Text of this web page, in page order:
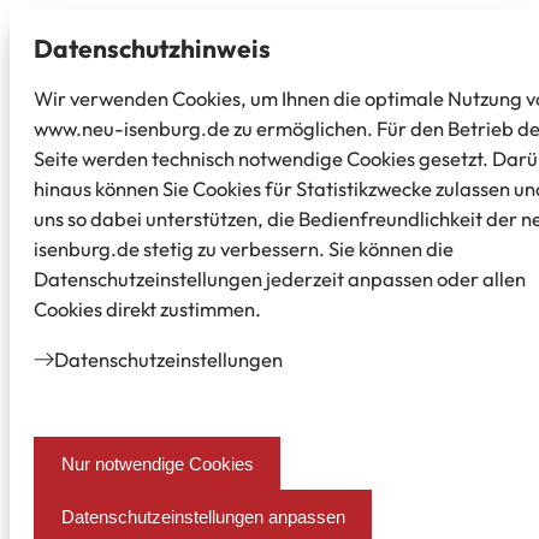
Datenschutz­hinweis
Wir verwenden Cookies, um Ihnen die optimale Nutzung
www.neu-isenburg.de zu ermöglichen. Für den Betrieb
Seite werden technisch notwendige Cookies gesetzt.
hinaus können Sie Cookies für Statistikzwecke zulassen
uns so dabei unterstützen, die Bedienfreundlichkeit der
isenburg.de stetig zu verbessern. Sie können die
Datenschutzeinstellungen jederzeit anpassen oder allen
Cookies direkt zustimmen.
Datenschutz­einstellungen
Nur notwendige Cookies
Datenschutzeinstellungen anpassen